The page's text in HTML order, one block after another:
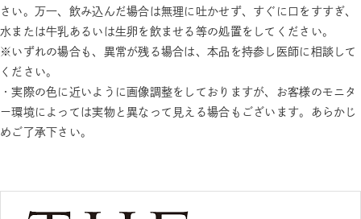
さい。万一、飲み込んだ場合は無理に吐かせず、すぐに口をすすぎ、
水または牛乳あるいは生卵を飲ませる等の処置をしてください。
※いずれの場合も、異常が残る場合は、本品を持参し医師に相談して
ください。
・実際の色に近いように画像調整をしておりますが、お客様のモニタ
ー環境によっては実物と異なって見える場合もございます。あらかじ
めご了承下さい。